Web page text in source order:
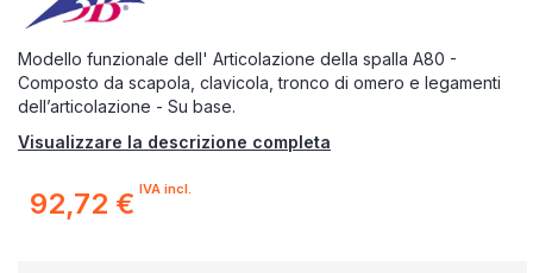
Modello funzionale dell' Articolazione della spalla A80 -
Composto da scapola, clavicola, tronco di omero e legamenti
dell’articolazione - Su base.
Visualizzare la descrizione completa
92,72 € IVA incl.